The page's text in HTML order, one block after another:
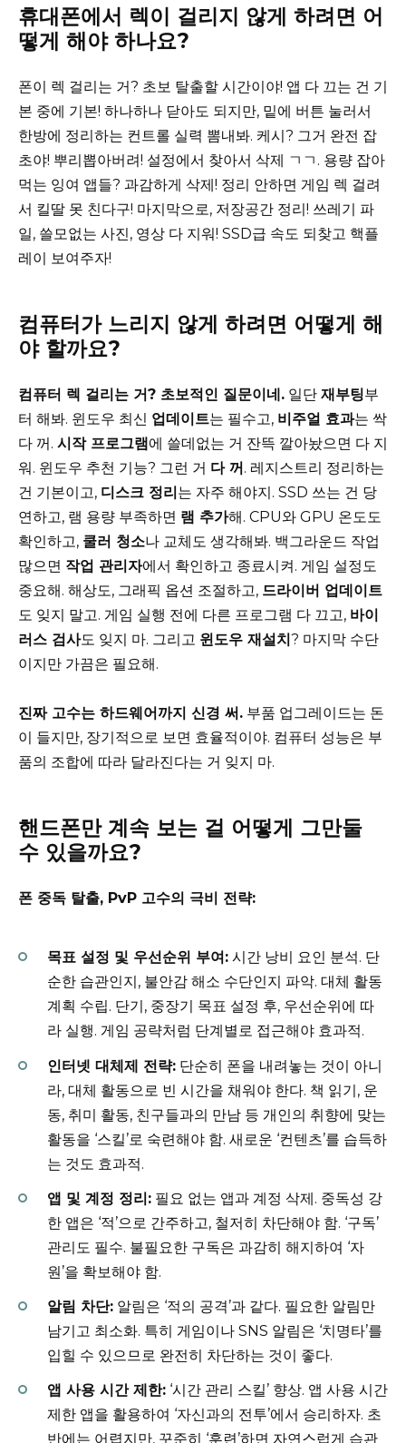
휴대폰에서 렉이 걸리지 않게 하려면 어
떻게 해야 하나요?
폰이 렉 걸리는 거? 초보 탈출할 시간이야! 앱 다 끄는 건 기
본 중에 기본! 하나하나 닫아도 되지만, 밑에 버튼 눌러서
한방에 정리하는 컨트롤 실력 뽐내봐. 케시? 그거 완전 잡
초야! 뿌리뽑아버려! 설정에서 찾아서 삭제 ㄱㄱ. 용량 잡아
먹는 잉여 앱들? 과감하게 삭제! 정리 안하면 게임 렉 걸려
서 킬딸 못 친다구! 마지막으로, 저장공간 정리! 쓰레기 파
일, 쓸모없는 사진, 영상 다 지워! SSD급 속도 되찾고 핵플
레이 보여주자!
컴퓨터가 느리지 않게 하려면 어떻게 해
야 할까요?
컴퓨터 렉 걸리는 거? 초보적인 질문이네. 일단 재부팅부
터 해봐. 윈도우 최신 업데이트는 필수고, 비주얼 효과는 싹
다 꺼. 시작 프로그램에 쓸데없는 거 잔뜩 깔아놨으면 다 지
워. 윈도우 추천 기능? 그런 거 다 꺼. 레지스트리 정리하는
건 기본이고, 디스크 정리는 자주 해야지. SSD 쓰는 건 당
연하고, 램 용량 부족하면 램 추가해. CPU와 GPU 온도도
확인하고, 쿨러 청소나 교체도 생각해봐. 백그라운드 작업
많으면 작업 관리자에서 확인하고 종료시켜. 게임 설정도
중요해. 해상도, 그래픽 옵션 조절하고, 드라이버 업데이트
도 잊지 말고. 게임 실행 전에 다른 프로그램 다 끄고, 바이
러스 검사도 잊지 마. 그리고 윈도우 재설치? 마지막 수단
이지만 가끔은 필요해.
진짜 고수는 하드웨어까지 신경 써. 부품 업그레이드는 돈
이 들지만, 장기적으로 보면 효율적이야. 컴퓨터 성능은 부
품의 조합에 따라 달라진다는 거 잊지 마.
핸드폰만 계속 보는 걸 어떻게 그만둘
수 있을까요?
폰 중독 탈출, PvP 고수의 극비 전략:
목표 설정 및 우선순위 부여: 시간 낭비 요인 분석. 단
순한 습관인지, 불안감 해소 수단인지 파악. 대체 활동
계획 수립. 단기, 중장기 목표 설정 후, 우선순위에 따
라 실행. 게임 공략처럼 단계별로 접근해야 효과적.
인터넷 대체제 전략: 단순히 폰을 내려놓는 것이 아니
라, 대체 활동으로 빈 시간을 채워야 한다. 책 읽기, 운
동, 취미 활동, 친구들과의 만남 등 개인의 취향에 맞는
활동을 ‘스킬’로 숙련해야 함. 새로운 ‘컨텐츠’를 습득하
는 것도 효과적.
앱 및 계정 정리: 필요 없는 앱과 계정 삭제. 중독성 강
한 앱은 ‘적’으로 간주하고, 철저히 차단해야 함. ‘구독’
관리도 필수. 불필요한 구독은 과감히 해지하여 ‘자
원’을 확보해야 함.
알림 차단: 알림은 ‘적의 공격’과 같다. 필요한 알림만
남기고 최소화. 특히 게임이나 SNS 알림은 ‘치명타’를
입힐 수 있으므로 완전히 차단하는 것이 좋다.
앱 사용 시간 제한: ‘시간 관리 스킬’ 향상. 앱 사용 시간
제한 앱을 활용하여 ‘자신과의 전투’에서 승리하자. 초
반에는 어렵지만, 꾸준히 ‘훈련’하면 자연스럽게 습관